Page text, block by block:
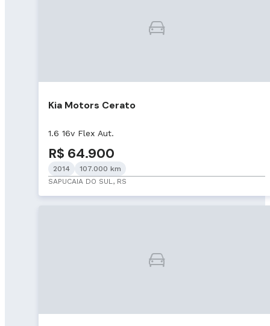
Kia Motors Cerato
1.6 16v Flex Aut.
R$ 64.900
2014
107.000 km
SAPUCAIA DO SUL, RS